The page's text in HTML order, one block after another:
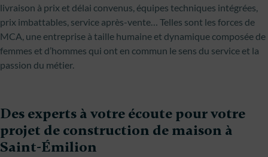
livraison à prix et délai convenus, équipes techniques intégrées,
prix imbattables, service après-vente… Telles sont les forces de
MCA, une entreprise à taille humaine et dynamique composée de
femmes et d’hommes qui ont en commun le sens du service et la
passion du métier.
Des experts à votre écoute pour votre
projet de construction de maison à
Saint-Émilion